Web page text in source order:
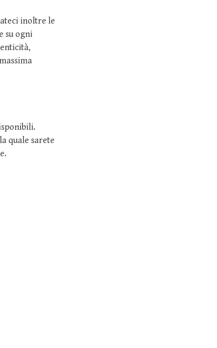
inoltre le
su ogni
quale sarete